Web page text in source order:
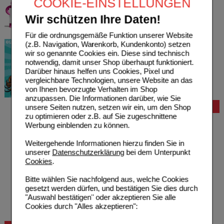
Wir schützen Ihre Daten!
Für die ordnungsgemäße Funktion unserer Website
(z.B. Navigation, Warenkorb, Kundenkonto) setzen
wir so genannte Cookies ein. Diese sind technisch
notwendig, damit unser Shop überhaupt funktioniert.
Darüber hinaus helfen uns Cookies, Pixel und
vergleichbare Technologien, unsere Website an das
von Ihnen bevorzugte Verhalten im Shop
anzupassen. Die Informationen darüber, wie Sie
unsere Seiten nutzen, setzen wir ein, um den Shop
zu optimieren oder z.B. auf Sie zugeschnittene
Werbung einblenden zu können.
Weitergehende Informationen hierzu finden Sie in
unserer Datenschutzerklärungbei dem Unterpunkt
Cookies.
Bitte wählen Sie nachfolgend aus, welche Cookies
gesetzt werden dürfen, und bestätigen Sie dies durch
"Auswahl bestätigen" oder akzeptieren Sie alle
Cookies durch "Alles akzeptieren":
Bestellung
Hilfe zur Anmeldung
Hilfe zum Bestellvorgang
Zahlungsmöglichkeiten
Rezepte einlösen
Freiumschläge anfordern
Auslandsbestellung
Reklamation
Widerrufsformular
Problembehebung
Bestellschein